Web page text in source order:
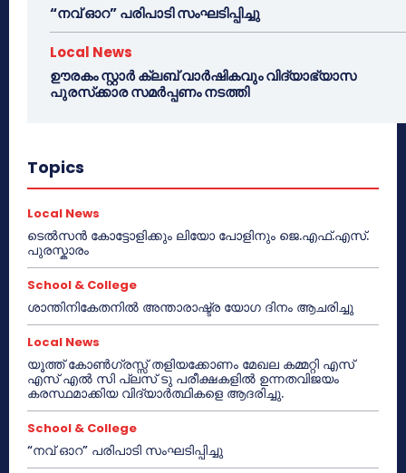
“നവ് ഓറ” പരിപാടി സംഘടിപ്പിച്ചു
Local News
ഊരകം സ്റ്റാർ ക്ലബ് വാർഷികവും വിദ്യാഭ്യാസ
പുരസ്‌ക്കാര സമർപ്പണം നടത്തി
Topics
Local News
ടെൽസൻ കോട്ടോളിക്കും ലിയോ പോളിനും ജെ.എഫ്.എസ്.
പുരസ്കാരം
School & College
ശാന്തിനികേതനിൽ അന്താരാഷ്ട്ര യോഗ ദിനം ആചരിച്ചു
Local News
യൂത്ത് കോൺഗ്രസ്സ് തളിയക്കോണം മേഖല കമ്മറ്റി എസ്
എസ് എൽ സി പ്ലസ് ടു പരീക്ഷകളിൽ ഉന്നതവിജയം
കരസ്ഥമാക്കിയ വിദ്യാർത്ഥികളെ ആദരിച്ചു.
School & College
“നവ് ഓറ” പരിപാടി സംഘടിപ്പിച്ചു